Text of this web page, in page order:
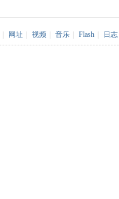
网址 视频 音乐 Flash 日志